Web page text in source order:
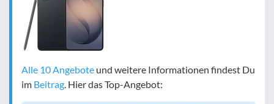
Alle 10 Angebote und weitere Informationen findest Du
im Beitrag. Hier das Top-Angebot: